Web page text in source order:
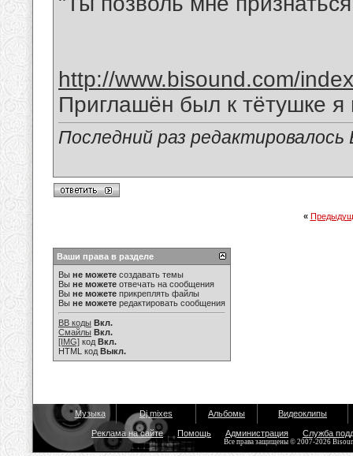
http://www.bisound.com/
Приглашён был к тётушке
Последний раз
«
Ваши права в разделе
Вы не можете создавать темы
Вы не можете отвечать на сообщения
Вы не можете прикреплять файлы
Вы не можете редактировать сообщения
BB коды Вкл.
Смайлы Вкл.
[IMG] код Вкл.
HTML код Выкл.
Музыка Dj mixes Альбомы Видеоклипы
Реклама на сайте Помощь Администрация Служба
Все права защищены © 2007-2026